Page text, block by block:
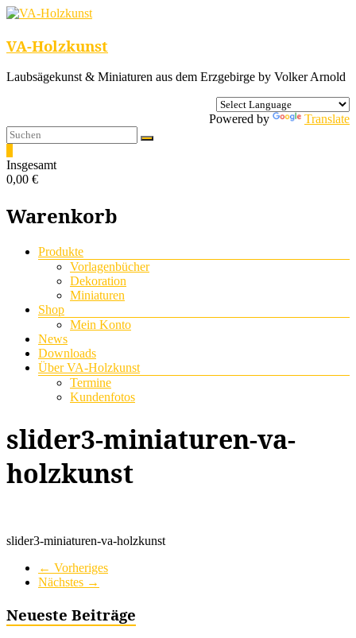
VA-Holzkunst
Laubsägekunst & Miniaturen aus dem Erzgebirge by Volker Arnold
Powered by Translate
Insgesamt
0,00 €
Warenkorb
Menü
Produkte
Vorlagenbücher
Dekoration
Miniaturen
Shop
Mein Konto
News
Downloads
Über VA-Holzkunst
Termine
Kundenfotos
slider3-miniaturen-va-
holzkunst
slider3-miniaturen-va-holzkunst
← Vorheriges
Nächstes →
Neueste Beiträge